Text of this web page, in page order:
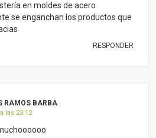
en moldes de acero
se enganchan los productos que
RESPONDER
RAMOS BARBA
las 23:12